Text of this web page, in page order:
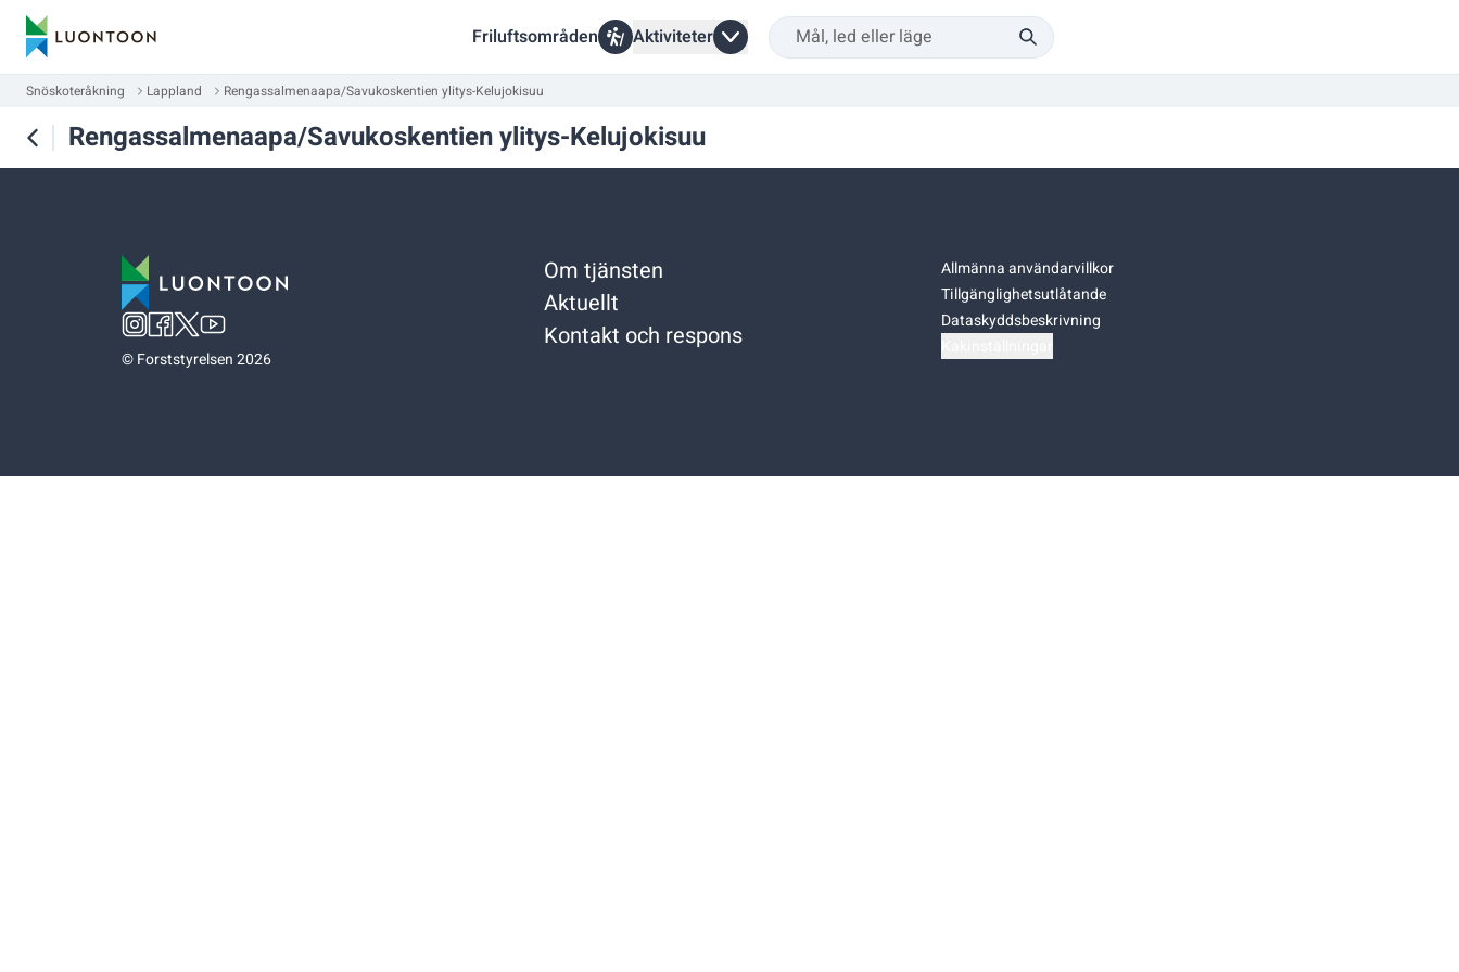
Friluftsområden Aktiviteter
Snöskoteråkning Lappland Rengassalmenaapa/Savukoskentien ylitys-Kelujokisuu
Rengassalmenaapa/Savukoskentien ylitys-Kelujokisuu
©Forststyrelsen 2026
Om tjänsten
Aktuellt
Kontakt och respons
Allmänna användarvillkor
Tillgänglighetsutlåtande
Dataskyddsbeskrivning